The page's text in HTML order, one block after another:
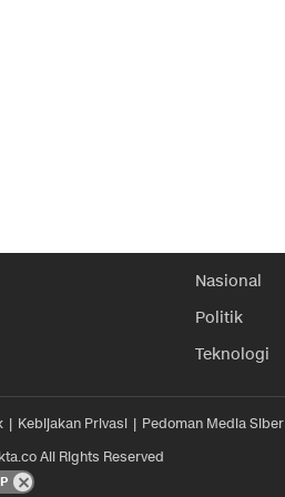
Nasional
Politik
Teknologi
Kebijakan Privasi
Pedoman Media Siber
All Rights Reserved